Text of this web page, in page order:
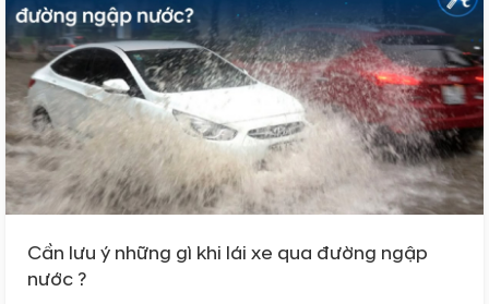
Cần lưu ý những gì khi lái xe qua đường ngập
nước ?